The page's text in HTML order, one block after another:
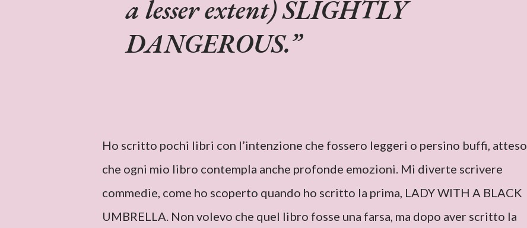
a lesser extent) SLIGHTLY
DANGEROUS.
Ho scritto pochi libri con l’intenzione che fossero leggeri o persino buffi, atteso
che ogni mio libro contempla anche profonde emozioni. Mi diverte scrivere
commedie, come ho scoperto quando ho scritto la prima, LADY WITH A BLACK
UMBRELLA. Non volevo che quel libro fosse una farsa, ma dopo aver scritto la